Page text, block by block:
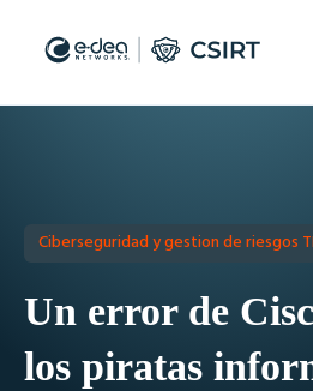
Ciberseguridad y gestion de riesgos
Un error de
los piratas